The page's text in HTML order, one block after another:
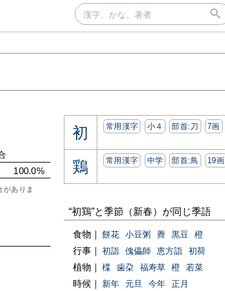
100.0%
ありま
初 常用漢字 小４ 部首:⼑ 7画
鶏 常用漢字 中学 部首:⿃ 19画
“初鶏”と季節（新春）が同じ季語
食物｜ 餅花 小豆粥 薺 黒豆 橙
行事｜ 初詣 傀儡師 恵方詣 初荷
植物｜ 楪 歯朶 福寿草 橙 若菜
時候｜ 新年 元旦 今年 正月